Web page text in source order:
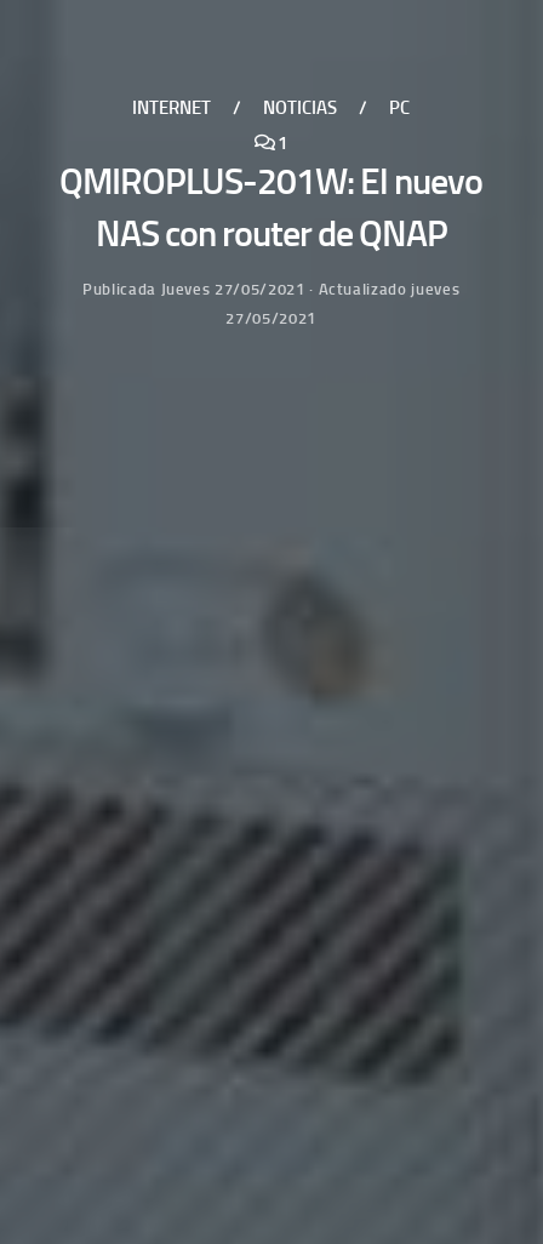
INTERNET / NOTICIAS /
PC
1
QMIROPLUS-201W: El nuevo
NAS con router de QNAP
Publicada Jueves 27/05/2021 · Actualizado jueves
27/05/2021